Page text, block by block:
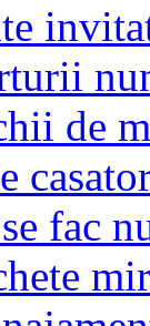
de
fac